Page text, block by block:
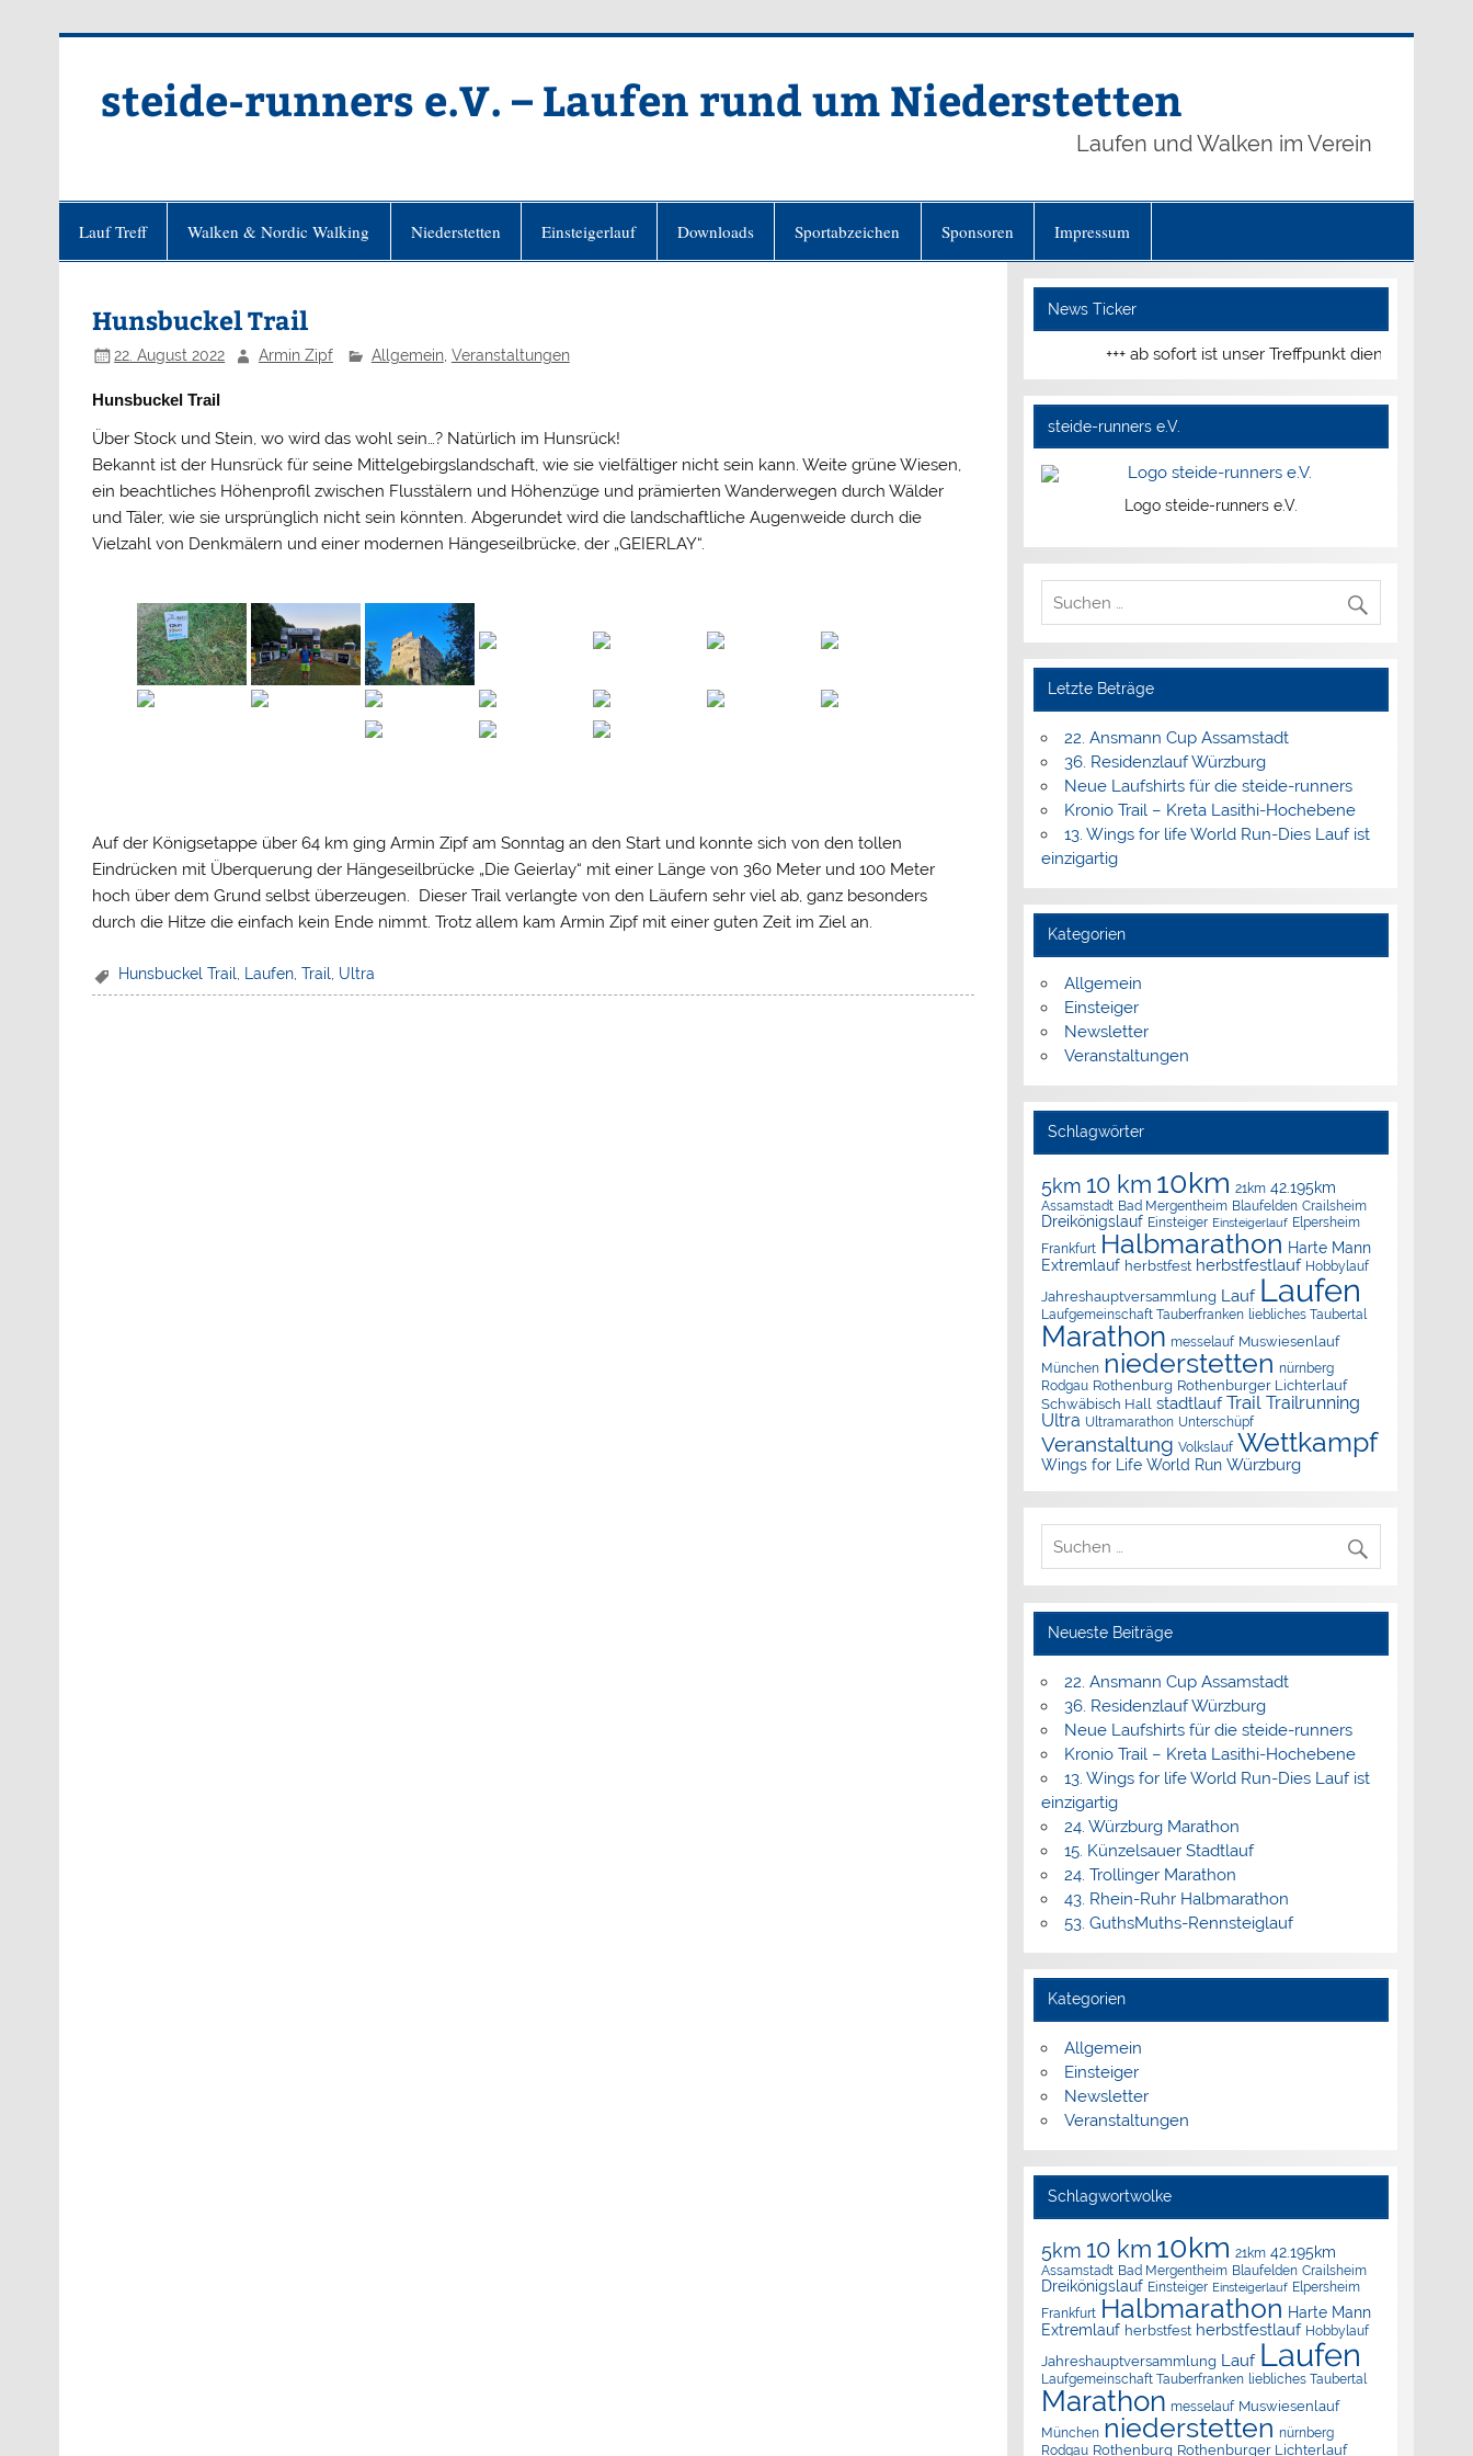
steide-runners e.V. – Laufen rund um Niederstetten
Laufen und Walken im Verein
Lauf Treff Walken & Nordic Walking Niederstetten Einsteigerlauf Downloads Sportabzeichen Sponsoren Impressum
Hunsbuckel Trail
22. August 2022 Armin Zipf Allgemein, Veranstaltungen
Hunsbuckel Trail
Über Stock und Stein, wo wird das wohl sein…? Natürlich im Hunsrück!
Bekannt ist der Hunsrück für seine Mittelgebirgslandschaft, wie sie vielfältiger nicht sein kann. Weite grüne Wiesen,
ein beachtliches Höhenprofil zwischen Flusstälern und Höhenzüge und prämierten Wanderwegen durch Wälder
und Täler, wie sie ursprünglich nicht sein könnten. Abgerundet wird die landschaftliche Augenweide durch die
Vielzahl von Denkmälern und einer modernen Hängeseilbrücke, der „GEIERLAY“.
Auf der Königsetappe über 64 km ging Armin Zipf am Sonntag an den Start und konnte sich von den tollen
Eindrücken mit Überquerung der Hängeseilbrücke „Die Geierlay“ mit einer Länge von 360 Meter und 100 Meter
hoch über dem Grund selbst überzeugen. Dieser Trail verlangte von den Läufern sehr viel ab, ganz besonders
durch die Hitze die einfach kein Ende nimmt. Trotz allem kam Armin Zipf mit einer guten Zeit im Ziel an.
Hunsbuckel Trail Laufen ,Trail Ultra
News Ticker
+++ ab sofort ist unser Treffpunkt dienstags und
steide-runners e.V.
Logo steide-runners e.V.
Letzte Beträge
22. Ansmann Cup Assamstadt
36. Residenzlauf Würzburg
Neue Laufshirts für die steide-runners
Kronio Trail – Kreta Lasithi-Hochebene
13. Wings for life World Run-Dies Lauf ist
einzigartig
Kategorien
Allgemein
Einsteiger
Newsletter
Veranstaltungen
Schlagwörter
5km 10 km 10km 21km 42.195km
Assamstadt Bad Mergentheim Blaufelden Crailsheim
Dreikönigslauf Einsteiger Einsteigerlauf Elpersheim
Frankfurt Halbmarathon Harte Mann
Extremlauf herbstfest herbstfestlauf Hobbylauf
Jahreshauptversammlung Lauf Laufen
Laufgemeinschaft Tauberfranken liebliches Taubertal
Marathon messelauf Muswiesenlauf
München niederstetten nürnberg
Rodgau Rothenburg Rothenburger Lichterlauf
Schwäbisch Hall stadtlauf Trail Trailrunning
Ultra Ultramarathon Unterschüpf
Veranstaltung Volkslauf Wettkampf
Wings for Life World Run Würzburg
Neueste Beiträge
22. Ansmann Cup Assamstadt
36. Residenzlauf Würzburg
Neue Laufshirts für die steide-runners
Kronio Trail – Kreta Lasithi-Hochebene
13. Wings for life World Run-Dies Lauf ist
einzigartig
24. Würzburg Marathon
15. Künzelsauer Stadtlauf
24. Trollinger Marathon
43. Rhein-Ruhr Halbmarathon
53. GuthsMuths-Rennsteiglauf
Kategorien
Allgemein
Einsteiger
Newsletter
Veranstaltungen
Schlagwortwolke
5km 10 km 10km 21km 42.195km
Assamstadt Bad Mergentheim Blaufelden Crailsheim
Dreikönigslauf Einsteiger Einsteigerlauf Elpersheim
Frankfurt Halbmarathon Harte Mann
Extremlauf herbstfest herbstfestlauf Hobbylauf
Jahreshauptversammlung Lauf Laufen
Laufgemeinschaft Tauberfranken liebliches Taubertal
Marathon messelauf Muswiesenlauf
München niederstetten nürnberg
Rodgau Rothenburg Rothenburger Lichterlauf